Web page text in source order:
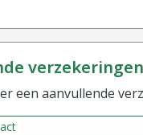
verzekeringen
een aanvullende